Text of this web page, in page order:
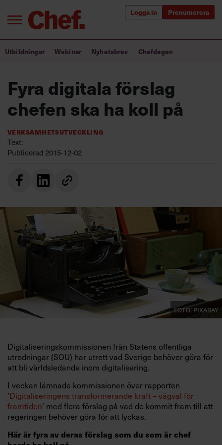
Logga in Prenumerera
Logga in
Prenumerera
Annonsera
Kontakta oss
Kundservice
Villkor och policy för
personuppgiftsbehandling
Bra ledare förändrar världen
Utbildning för ledare
Chefakademin+
Utbildningar Webinar Nyhetsbrev Chefdagen
Fyra digitala förslag
chefen ska ha koll på
Verksamhetsutveckling
Text:
Publicerad 2015-12-02
Foto: Pixabay
Digitaliseringskommissionen från Statens offentliga
utredningar (SOU) har utrett vad Sverige behöver göra för
att bli världsledande inom digitalisering.
I veckan lämnade kommissionen över rapporten
’Digitaliseringens transformerande kraft – vägval för
framtiden’ med flera förslag på vad de kommit fram till att
regeringen behöver göra för att lyckas.
Här är fyra av deras förslag som du som är chef